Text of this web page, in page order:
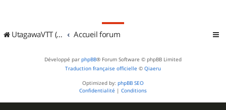
UtagawaVTT (Randos VTT et VTTAE avec traces GPS) Accueil forum
Développé par phpBB® Forum Software © phpBB Limited
Traduction française officielle © Qiaeru
Optimized by: phpBB SEO
Confidentialité | Conditions